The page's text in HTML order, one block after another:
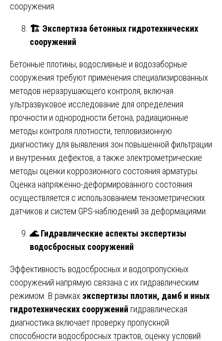
сооружения.
🏗 ️ Экспертиза бетонных гидротехнических
сооружений
Бетонные плотины, водосливные и водозаборные
сооружения требуют применения специализированных
методов неразрушающего контроля, включая
ультразвуковое исследование для определения
прочности и однородности бетона, радиационные
методы контроля плотности, тепловизионную
диагностику для выявления зон повышенной фильтрации
и внутренних дефектов, а также электрометрические
методы оценки коррозионного состояния арматуры.
Оценка напряженно-деформированного состояния
осуществляется с использованием тензометрических
датчиков и систем GPS-наблюдений за деформациями.
🌊Гидравлические аспекты экспертизы
водосбросных сооружений
Эффективность водосбросных и водопропускных
сооружений напрямую связана с их гидравлическим
режимом. В рамках экспертизы плотин, дамб и иных
гидротехнических сооружений гидравлическая
диагностика включает проверку пропускной
способности водосбросных трактов, оценку условий